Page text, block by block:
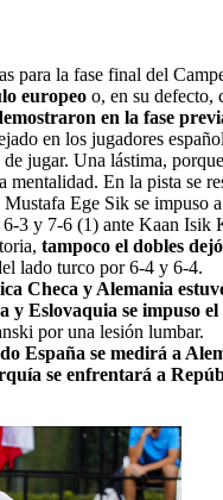
para la fase final del
europeo o, en su defecto,
en la fase
en los jugadores
jugar. Una lástima,
mentalidad. En la pista se
Ege Sik se impuso
3 y 7-6 (1) ante Kaan Isik
tampoco el dobles
lado turco por 6-4 y 6-4.
Checa y Alemania
y Eslovaquia se impuso
por una lesión lumbar.
España se medirá a
se enfrentará a